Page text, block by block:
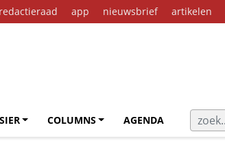
redactieraad app nieuwsbrief artikelen
COLUMNS AGENDA